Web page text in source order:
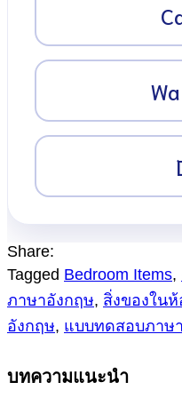
Share:
Tagged Bedroom Items,
ภาษาอังกฤษ, สิ่งของใน
อังกฤษ, แบบทดสอบภาษ
บทความแนะนำ